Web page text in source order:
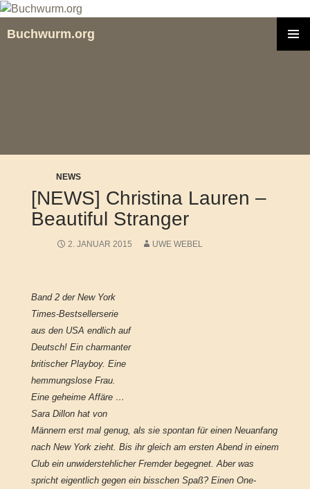
Zum
springen
Buchwurm.org
NEWS
[NEWS] Christina Lauren –
Beautiful Stranger
2. JANUAR 2015 UWE WEBEL
Band 2 der New York
Times-Bestsellerserie
aus den USA endlich auf
Deutsch! Ein charmanter
britischer Playboy. Eine
hemmungslose Frau.
Eine geheime Affäre …
Sara Dillon hat von
Männern erst mal genug, als sie spontan für einen Neuanfang
nach New York zieht. Bis ihr gleich am ersten Abend in einem
Club ein unwiderstehlicher Fremder begegnet. Aber was
spricht eigentlich gegen ein bisschen Spaß? Einen One-